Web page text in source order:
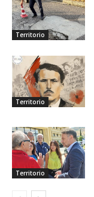
Territorio
Territorio
Territorio